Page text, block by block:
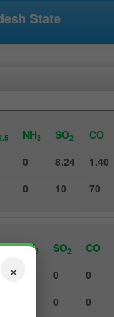
State
NH3 SO2 CO
0 8.24 1.40
0 10 70
NH3 SO2 CO
0 0
0 0
×